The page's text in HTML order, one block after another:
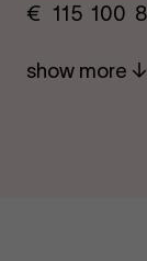
€
115 100
show more